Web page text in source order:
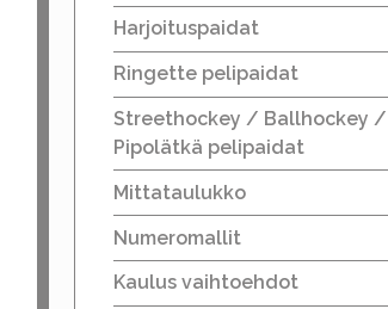
Harjoituspaidat
Ringette pelipaidat
Streethockey / Ballhockey /
Pipolätkä pelipaidat
Mittataulukko
Numeromallit
Kaulus vaihtoehdot